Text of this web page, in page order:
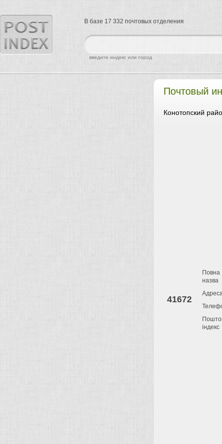
Почтовый
Конотопский
41672
Повна
назва
індекс
найти
введите индекс или город
В базе 17 332 почтовых отделения